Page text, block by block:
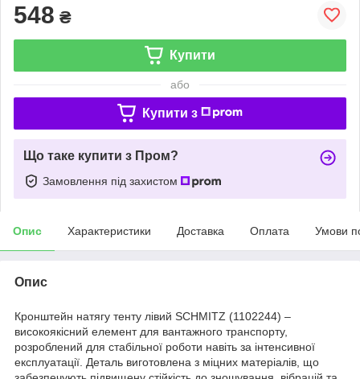
548 ₴
Купити
або
Купити з
Що таке купити з Пром?
Замовлення під захистом
Опис Характеристики Доставка Оплата Умови
Опис
Кронштейн натягу тенту лівий SCHMITZ (1102244) –
високоякісний елемент для вантажного транспорту,
розроблений для стабільної роботи навіть за інтенсивної
експлуатації. Деталь виготовлена з міцних матеріалів, що